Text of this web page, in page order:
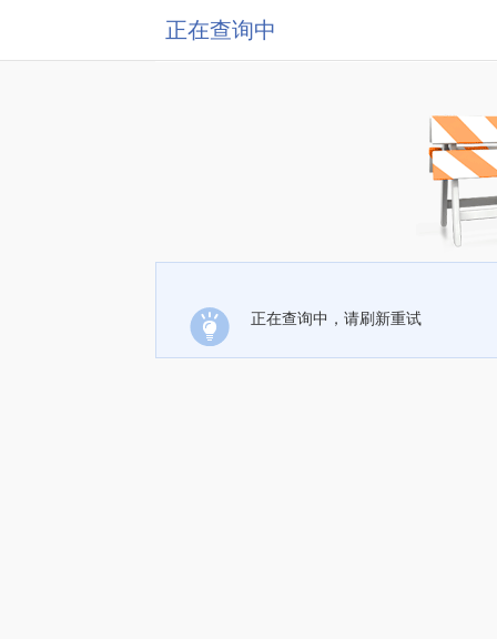
正在查询中
正在查询中，请刷新重试